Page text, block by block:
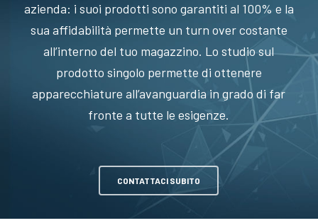
azienda: i suoi prodotti sono garantiti al 100% e la
sua affidabilità permette un turn over costante
all’interno del tuo magazzino. Lo studio sul
prodotto singolo permette di ottenere
apparecchiature all’avanguardia in grado di far
fronte a tutte le esigenze.
CONTATTACI SUBITO